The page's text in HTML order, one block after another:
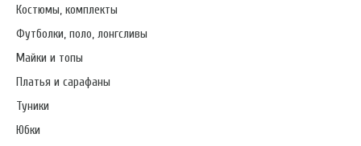
Костюмы, комплекты
Футболки, поло, лонгсливы
Майки и топы
Платья и сарафаны
Туники
Юбки